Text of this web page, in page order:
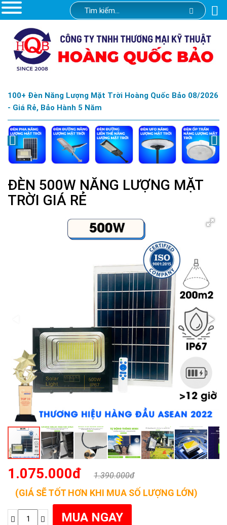
100+ Đèn Năng Lượng Mặt Trời Hoàng Quốc Bảo 08/2026
- Giá Rẻ, Bảo Hành 5 Năm
ĐÈN 500W NĂNG LƯỢNG MẶT
TRỜI GIÁ RẺ
1.075.000đ 1.390.000đ
(GIÁ SẼ TỐT HƠN KHI MUA SỐ LƯỢNG LỚN)